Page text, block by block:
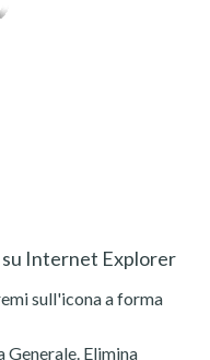
su Internet Explorer
sull'icona a forma
Elimina